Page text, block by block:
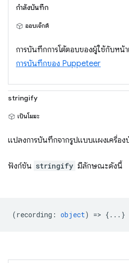
กำลังบันทึก
ออบเจ็กต์
การบันทึกการโต้ตอบของผู้ใช้กับหน้า
การบันทึกของ Puppeteer
stringify
เป็นโมฆะ
แปลงการบันทึกจากรูปแบบแผงเครื่อ
ฟังก์ชัน stringify มีลักษณะดังนี้
(recording : object) => {...}